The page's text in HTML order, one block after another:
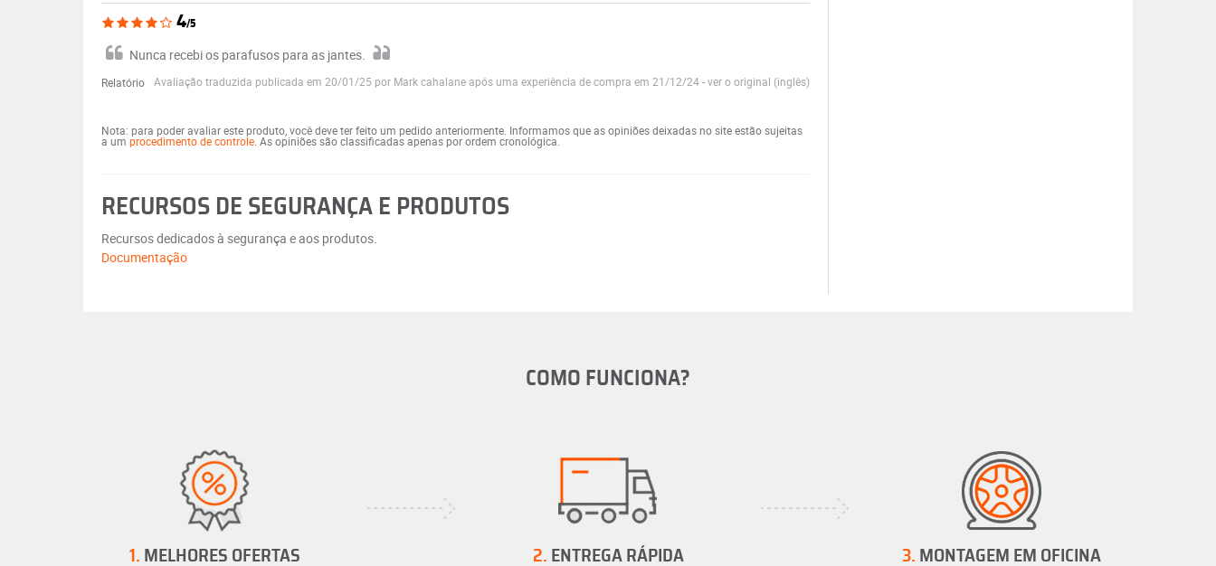
4/5
Nunca recebi os parafusos para as jantes.
Relatório Avaliação traduzida publicada em 20/01/25 por Mark cahalane após uma experiência de compra em 21/12/24-ver o original (inglês)
Nota: para poder avaliar este produto, você deve ter feito um pedido anteriormente. Informamos que as opiniões deixadas no site estão sujeitas
a um procedimento de controle . As opiniões são classificadas apenas por ordem cronológica.
RECURSOS DE SEGURANÇA E PRODUTOS
Recursos dedicados à segurança e aos produtos.
Documentação
COMO FUNCIONA?
1. MELHORES OFERTAS
2. ENTREGA RÁPIDA
3. MONTAGEM EM OFICINA